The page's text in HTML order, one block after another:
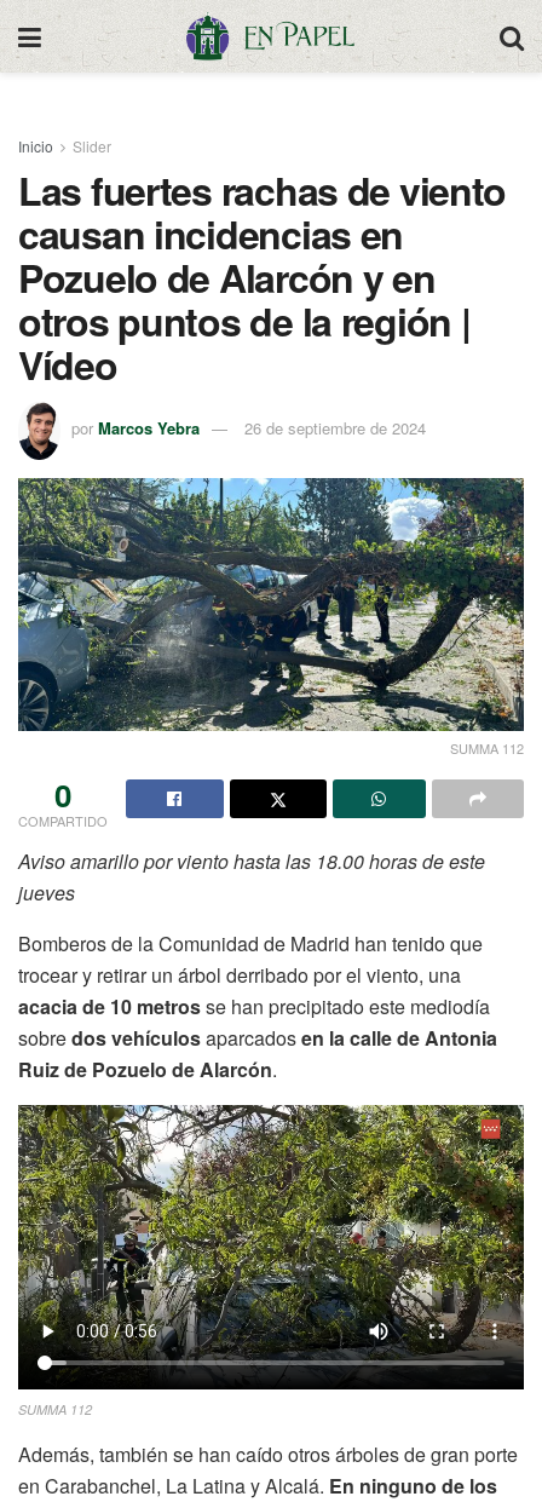
Inicio Slider
Las fuertes rachas de viento
causan incidencias en
Pozuelo de Alarcón y en
otros puntos de la región |
Vídeo
por Marcos Yebra 26 de septiembre de 2024
SUMMA 112
0
COMPARTIDO
Aviso amarillo por viento hasta las 18.00 horas de este
jueves
Bomberos de la Comunidad de Madrid han tenido que
trocear y retirar un árbol derribado por el viento, una
acacia de 10 metrosse han precipitado este mediodía
sobredos vehículosaparcadosen la calle de Antonia
Ruiz de Pozuelo de Alarcón.
SUMMA 112
Además, también se han caído otros árboles de gran porte
en Carabanchel, La Latina y Alcalá. En ninguno de los